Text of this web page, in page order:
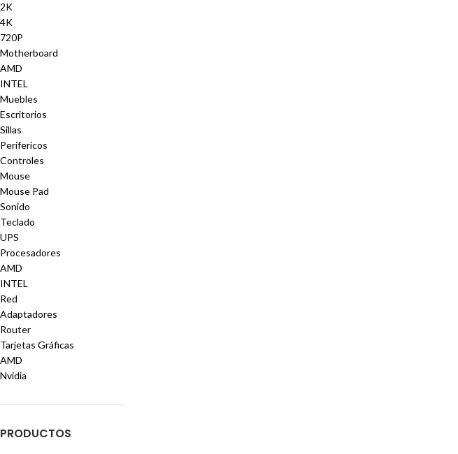
2K
4K
720P
Motherboard
AMD
INTEL
Muebles
Escritorios
Sillas
Perifericos
Controles
Mouse
Mouse Pad
Sonido
Teclado
UPS
Procesadores
AMD
INTEL
Red
Adaptadores
Router
Tarjetas Gráficas
AMD
Nvidia
PRODUCTOS